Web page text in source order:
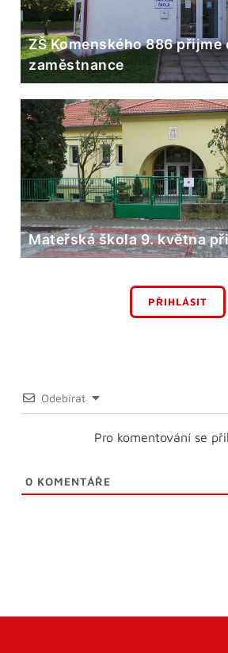
ZŠ Komenského 886 přijme
zaměstnance
Mateřská škola 9. května
PŘIHLÁSIT
Odebírat
Pro komentování se
0 KOMENTÁŘE